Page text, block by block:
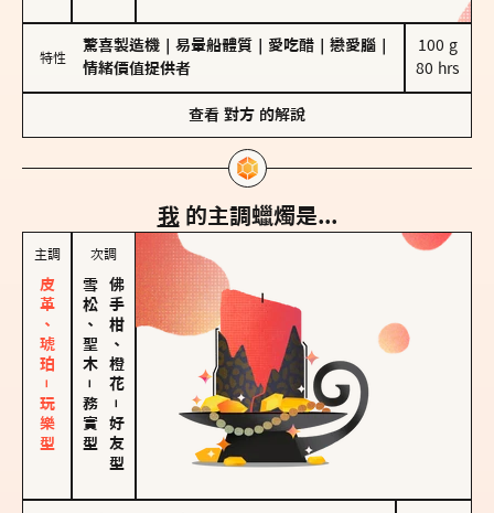
特性
驚喜製造機 易暈船體質 愛吃醋 戀愛腦
情緒價值提供者
100 g
80 hrs
查看 對方 的解說
我 的主調蠟燭是...
主調
皮革、琥珀－玩樂型
次調
雪松、聖木
－
務實型
佛手柑、橙花
－
好友型